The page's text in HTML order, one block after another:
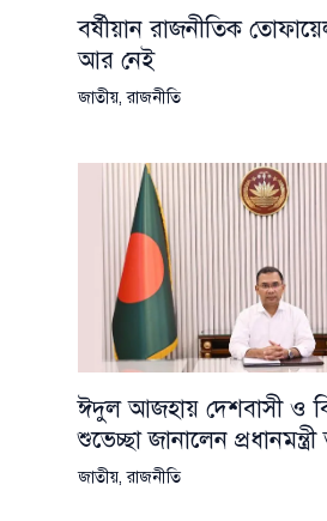
বর্ষীয়ান রাজনীতিক
আর নেই
জাতীয়,রাজনীতি
ঈদুল আজহায় দেশবাসী ও
শুভেচ্ছা জানালেন
জাতীয়,রাজনীতি